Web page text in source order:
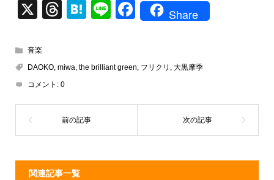
X
T
a
d
s
H
n
Li
F
e
o
Share
音楽
DAOKO, miwa, the brilliant green, フリクリ , 大黒摩季
コメント: 0
関連記事一覧